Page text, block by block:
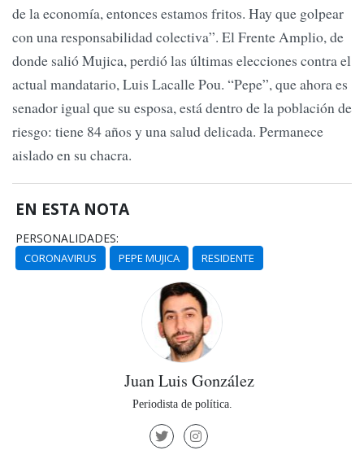
de la economía, entonces estamos fritos. Hay que golpear
con una responsabilidad colectiva”. El Frente Amplio, de
donde salió Mujica, perdió las últimas elecciones contra el
actual mandatario, Luis Lacalle Pou. “Pepe”, que ahora es
senador igual que su esposa, está dentro de la población de
riesgo: tiene 84 años y una salud delicada. Permanece
aislado en su chacra.
EN ESTA NOTA
PERSONALIDADES:
CORONAVIRUS PEPE MUJICA RESIDENTE
Juan Luis González
Periodista de política.